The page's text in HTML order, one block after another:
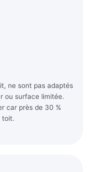
ne sont pas adaptés
ou surface limitée.
car près de 30 %
toit.